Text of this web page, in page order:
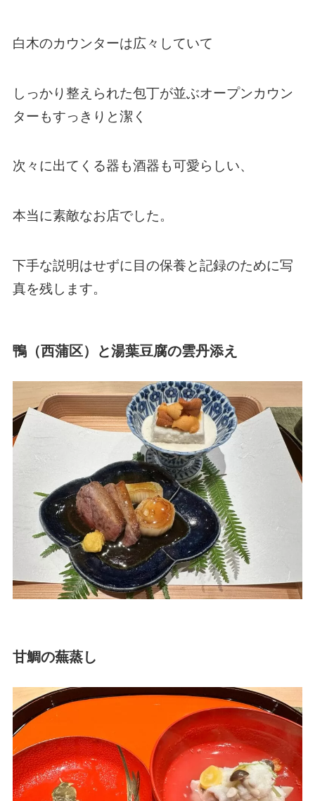
白木のカウンターは広々していて
しっかり整えられた包丁が並ぶオープンカウン
ターもすっきりと潔く
次々に出てくる器も酒器も可愛らしい、
本当に素敵なお店でした。
下手な説明はせずに目の保養と記録のために写
真を残します。
鴨（西蒲区）と湯葉豆腐の雲丹添え
甘鯛の蕪蒸し